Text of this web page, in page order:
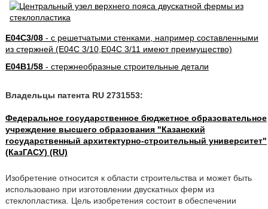
E04C3/08- с решетчатыми стенками, например составленными
из стержней (E04C 3/10,E04C 3/11 имеют преимущество)
E04B1/58- стержнеобразные строительные детали
Владельцы патента RU 2731553:
Федеральное государственное бюджетное образовательное
учреждение высшего образования "Казанский
государственный архитектурно-строительный университет"
(КазГАСУ) (RU)
Изобретение относится к области строительства и может быть
использовано при изготовлении двускатных ферм из
стеклопластика. Цель изобретения состоит в обеспечении